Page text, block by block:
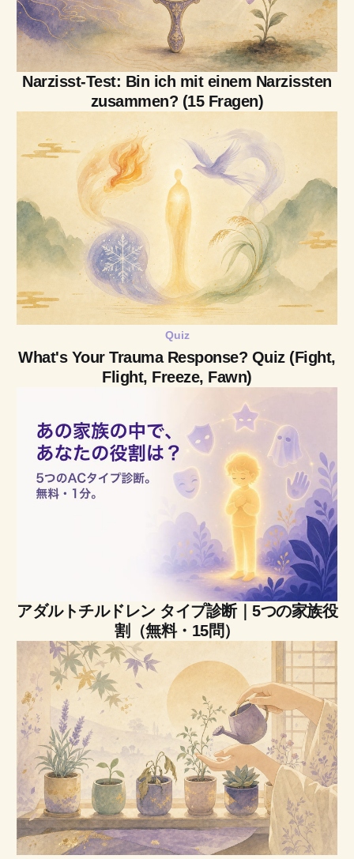
Narzisst-Test: Bin ich mit einem Narzissten
zusammen? (15 Fragen)
Quiz
What's Your Trauma Response? Quiz (Fight,
Flight, Freeze, Fawn)
アダルトチルドレン タイプ診断｜5つの家族役
割（無料・15問）